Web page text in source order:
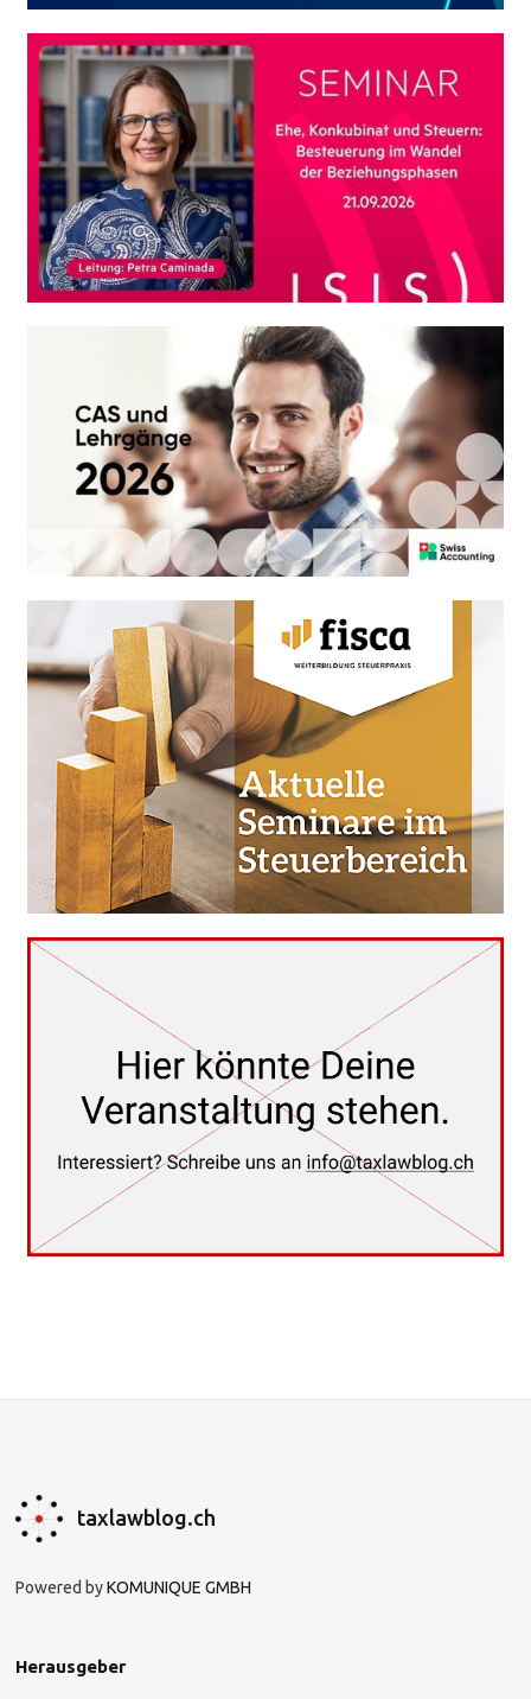
taxlawblog.ch
Powered byKOMUNIQUE GMBH
Herausgeber